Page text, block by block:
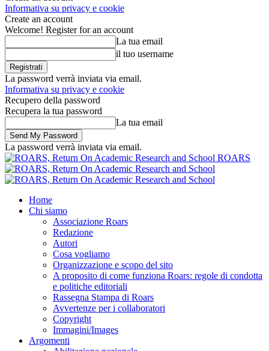
Informativa su privacy e cookie
Create an account
Welcome! Register for an account
La tua email
il tuo username
La password verrà inviata via email.
Informativa su privacy e cookie
Recupero della password
Recupera la tua password
La tua email
La password verrà inviata via email.
ROARS
Home
Chi siamo
Associazione Roars
Redazione
Autori
Cosa vogliamo
Organizzazione e scopo del sito
A proposito di come funziona Roars: regole di condotta
e politiche editoriali
Rassegna Stampa di Roars
Avvertenze per i collaboratori
Copyright
Immagini/Images
Argomenti